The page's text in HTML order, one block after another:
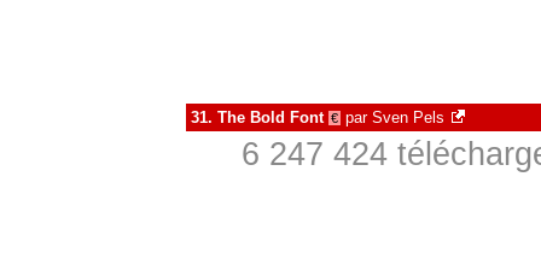
31. The Bold Font € par Sven Pels
6 247 424